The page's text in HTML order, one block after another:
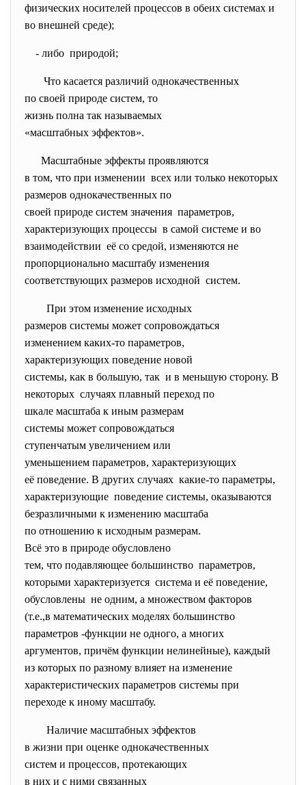
физических носителей процессов в обеих системах и
во внешней среде);
- либо природой;
Что касается различий однокачественных
по своей природе систем, то
жизнь полна так называемых
«масштабных эффектов».
Масштабные эффекты проявляются
в том, что при изменении всех или только некоторых
размеров однокачественных по
своей природе систем значения параметров,
характеризующих процессы в самой системе и во
взаимодействии её со средой, изменяются не
пропорционально масштабу изменения
соответствующих размеров исходной систем.
При этом изменение исходных
размеров системы может сопровождаться
изменением каких-то параметров,
характеризующих поведение новой
системы, как в большую, так и в меньшую сторону. В
некоторых случаях плавный переход по
шкале масштаба к иным размерам
системы может сопровождаться
ступенчатым увеличением или
уменьшением параметров, характеризующих
её поведение. В других случаях какие-то параметры,
характеризующие поведение системы, оказываются
безразличными к изменению масштаба
по отношению к исходным размерам.
Всё это в природе обусловлено
тем, что подавляющее большинство параметров,
которыми характеризуется система и её поведение,
обусловлены не одним, а множеством факторов
(т.е.,в математических моделях большинство
параметров -функции не одного, а многих
аргументов, причём функции нелинейные), каждый
из которых по разному влияет на изменение
характеристических параметров системы при
переходе к иному масштабу.
Наличие масштабных эффектов
в жизни при оценке однокачественных
систем и процессов, протекающих
в них и с ними связанных